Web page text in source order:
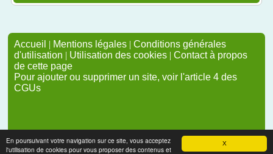
X
En poursuivant votre navigation sur ce site, vous acceptez
l'utilisation de cookies pour vous proposer des contenus et
Accueil | Mentions légales | Conditions générales
d'utilisation | Utilisation des cookies | Contact à propos
de cette page
Pour ajouter ou supprimer un site, voir l'article 4 des
CGUs